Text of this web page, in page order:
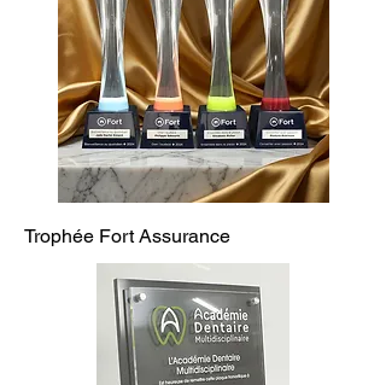
Trophée Fort Assurance